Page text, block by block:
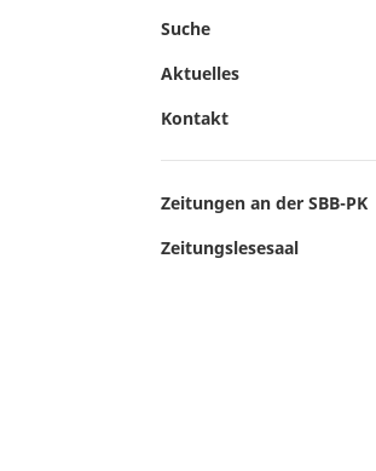
Suche
Aktuelles
Kontakt
Zeitungen an der SBB-PK
Zeitungslesesaal